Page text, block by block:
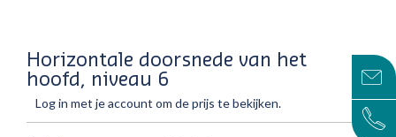
Horizontale doorsnede van het
hoofd, niveau 6
Log in met je account om de prijs te bekijken.